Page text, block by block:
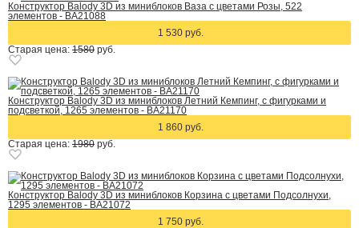
Конструктор Balody 3D из миниблоков Ваза с цветами Розы, 522
элементов - BA21088
1 530 руб.
Старая цена: 1580 руб.
Конструктор Balody 3D из миниблоков Летний Кемпинг, с фигурками и
подсветкой, 1265 элементов - BA21170
1 860 руб.
Старая цена: 1980 руб.
Конструктор Balody 3D из миниблоков Корзина с цветами Подсолнухи,
1295 элементов - BA21072
1 750 руб.